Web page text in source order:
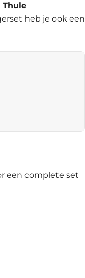
Thule
heb je ook een
een complete set